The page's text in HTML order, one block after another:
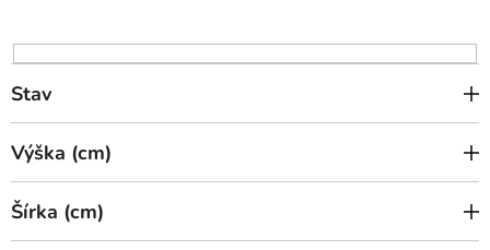
d
u
k
t
o
v
Stav
Výška (cm)
Šírka (cm)